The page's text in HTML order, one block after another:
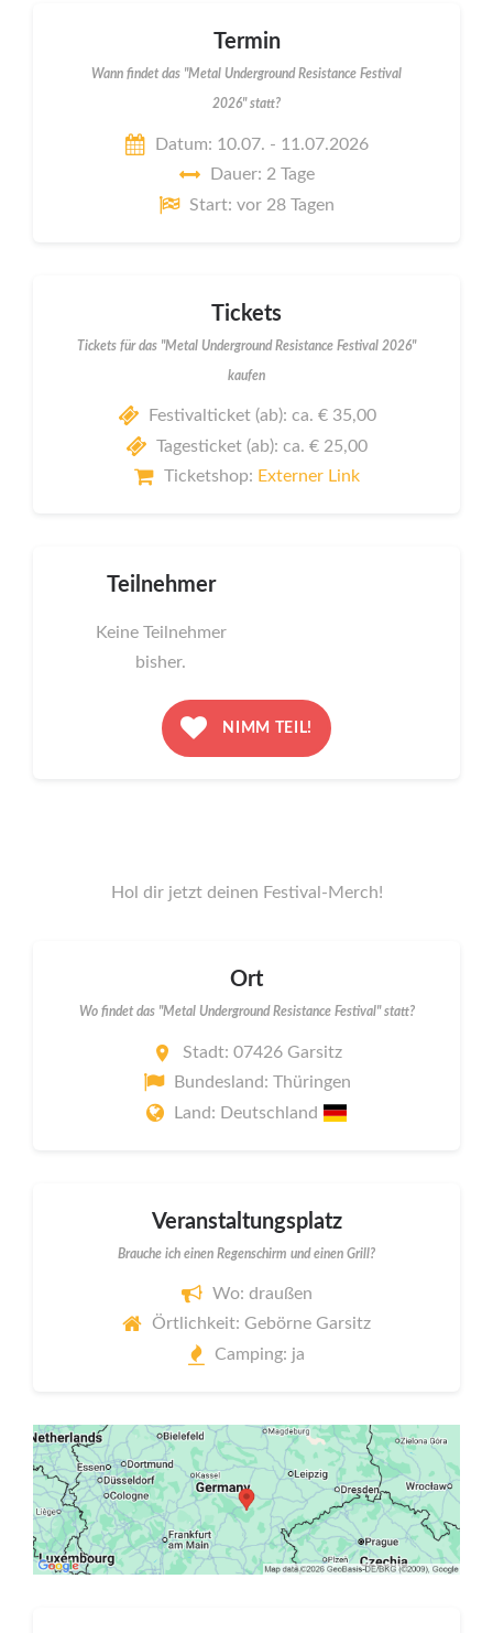
Termin
Wann findet das "Metal Underground Resistance Festival
2026" statt?
Datum: 10.07. - 11.07.2026
Dauer: 2 Tage
Start: vor 28 Tagen
Tickets
Tickets für das "Metal Underground Resistance Festival 2026"
kaufen
Festivalticket (ab): ca. € 35,00
Tagesticket (ab): ca. € 25,00
Ticketshop: Externer Link
Teilnehmer
Keine Teilnehmer
bisher.
NIMM TEIL!
Hol dir jetzt deinen Festival-Merch!
Ort
Wo findet das "Metal Underground Resistance Festival" statt?
Stadt: 07426 Garsitz
Bundesland: Thüringen
Land: Deutschland
Veranstaltungsplatz
Brauche ich einen Regenschirm und einen Grill?
Wo: draußen
Örtlichkeit: Gebörne Garsitz
Camping: ja